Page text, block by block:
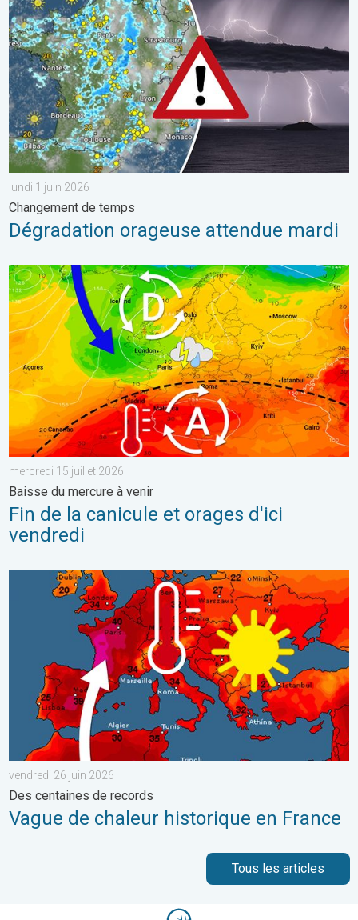
lundi 1 juin 2026
Changement de temps
Dégradation orageuse attendue mardi
Fin de la canicule et orages d'ici vendredi. Baisse du mercure
mercredi 15 juillet 2026
Baisse du mercure à venir
Fin de la canicule et orages d'ici
vendredi
Vague de chaleur historique en France. Des centaines de
vendredi 26 juin 2026
Des centaines de records
Vague de chaleur historique en France
Tous les articles